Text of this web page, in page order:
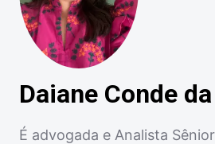
Daiane Conde
É advogada e Analista